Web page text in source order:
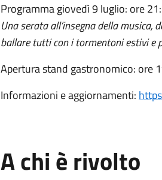
Programma giovedì 9 luglio: ore
Una serata all’insegna della musica,
ballare tutti con i tormentoni estivi e
Apertura stand gastronomico: ore
Informazioni e aggiornamenti:
A chi è rivolto